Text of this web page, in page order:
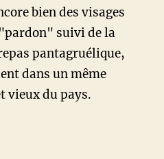
bien des visages
suivi de la
pantagruélique,
dans un même
vieux du pays.